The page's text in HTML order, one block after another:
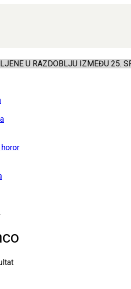
U RAZDOBLJU IZMEĐU 25.
horor